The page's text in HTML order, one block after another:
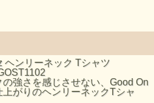
ヘンリーネック Tシャツ
強さを感じさせない、Good On
がりのヘンリーネックTシャ